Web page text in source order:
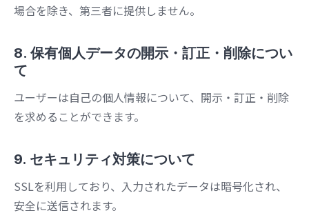
場合を除き、第三者に提供しません。
8. 保有個人データの開示・訂正・削除につい
て
ユーザーは自己の個人情報について、開示・訂正・削除
を求めることができます。
9. セキュリティ対策について
SSLを利用しており、入力されたデータは暗号化され、
安全に送信されます。